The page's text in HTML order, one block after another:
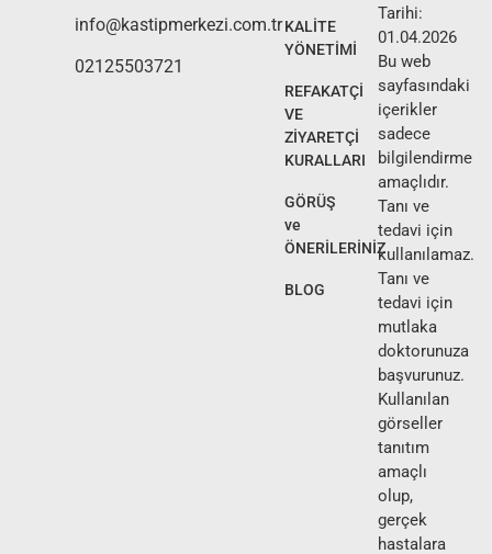
info@kastipmerkezi.com.tr
02125503721
KALİTE
YÖNETİMİ
REFAKATÇİ
VE
ZİYARETÇİ
KURALLARI
GÖRÜŞ
ve
ÖNERİLERİNİZ
BLOG
Tarihi:
01.04.2026
Bu web
sayfasındaki
içerikler
sadece
bilgilendirme
amaçlıdır.
Tanı ve
tedavi için
kullanılamaz.
Tanı ve
tedavi için
mutlaka
doktorunuza
başvurunuz.
Kullanılan
görseller
tanıtım
amaçlı
olup,
gerçek
hastalara